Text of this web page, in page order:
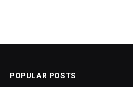
POPULAR POSTS